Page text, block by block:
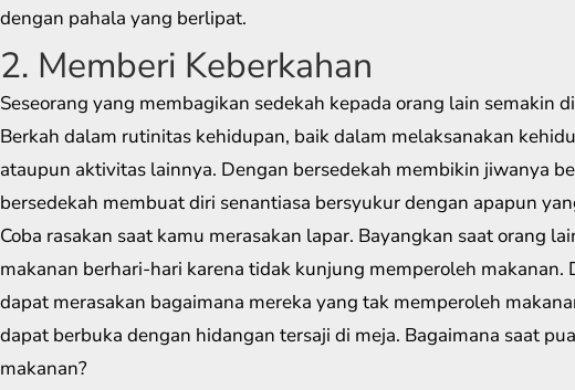
dengan pahala yang berlipat.
2. Memberi Keberkahan
Seseorang yang membagikan sedekah kepada orang lain semakin
Berkah dalam rutinitas kehidupan, baik dalam melaksanakan
ataupun aktivitas lainnya. Dengan bersedekah membikin jiwanya
bersedekah membuat diri senantiasa bersyukur dengan apapun
Coba rasakan saat kamu merasakan lapar. Bayangkan saat orang
makanan berhari-hari karena tidak kunjung memperoleh makanan.
dapat merasakan bagaimana mereka yang tak memperoleh
dapat berbuka dengan hidangan tersaji di meja. Bagaimana saat
makanan?